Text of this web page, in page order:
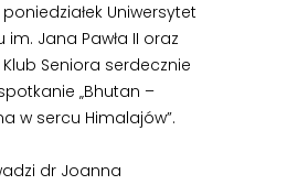
Uniwersytet
im. Jana Pawła II oraz
Klub Seniora serdecznie
„Bhutan –
w sercu Himalajów”.
dr Joanna